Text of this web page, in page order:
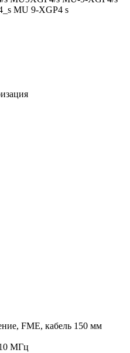
MU 9-XGP4 s
FME, кабель 150 мм
МГц